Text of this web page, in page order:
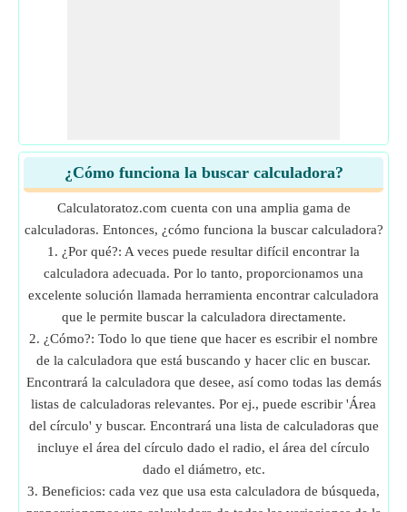
¿Cómo funciona la buscar calculadora?
Calculatoratoz.com cuenta con una amplia gama de
calculadoras. Entonces, ¿cómo funciona la buscar calculadora?
1. ¿Por qué?: A veces puede resultar difícil encontrar la
calculadora adecuada. Por lo tanto, proporcionamos una
excelente solución llamada herramienta encontrar calculadora
que le permite buscar la calculadora directamente.
2. ¿Cómo?: Todo lo que tiene que hacer es escribir el nombre
de la calculadora que está buscando y hacer clic en buscar.
Encontrará la calculadora que desee, así como todas las demás
listas de calculadoras relevantes. Por ej., puede escribir 'Área
del círculo' y buscar. Encontrará una lista de calculadoras que
incluye el área del círculo dado el radio, el área del círculo
dado el diámetro, etc.
3. Beneficios: cada vez que usa esta calculadora de búsqueda,